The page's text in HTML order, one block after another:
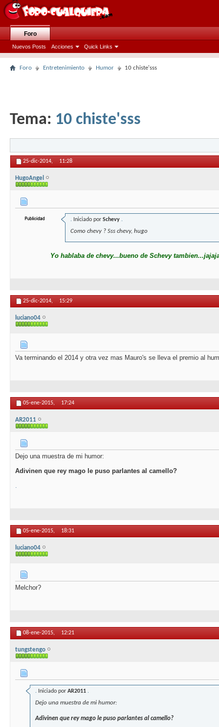
Foro
Nuevos Posts Acciones Quick Links
Foro Entretenimiento Humor 10 chiste'sss
Tema: 10 chiste'sss
25-dic-2014, 11:28
HugoAngel
. Iniciado por Schevy .
Como chevy ? Sss chevy, hugo
Yo hablaba de chevy...bueno de Schevy
25-dic-2014, 15:29
luciano04
Va terminando el 2014 y otra vez mas Mauro's se lleva el premio al
05-ene-2015, 17:24
AR2011
Dejo una muestra de mi humor:
Adivinen que rey mago le puso parlantes al camello?
.
05-ene-2015, 18:31
luciano04
Melchor?
08-ene-2015, 12:21
tungstengo
. Iniciado por AR2011 .
Dejo una muestra de mi humor:
Adivinen que rey mago le puso parlantes al camello?